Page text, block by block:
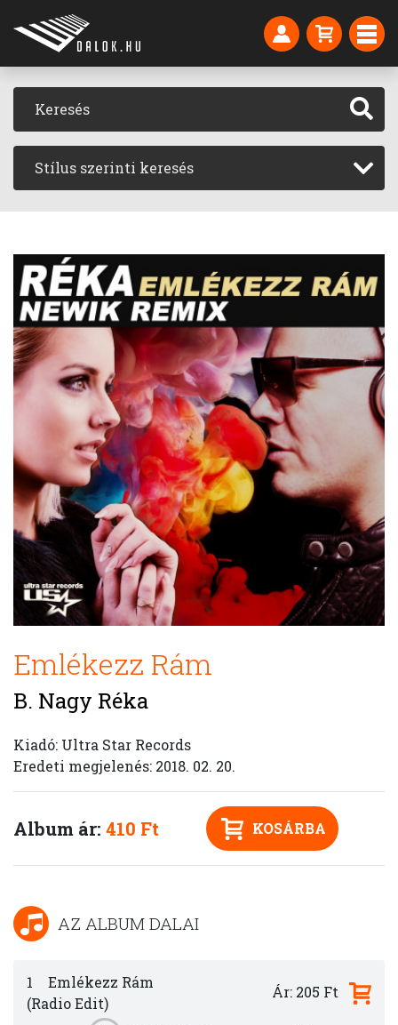
Stílus szerinti keresés
Emlékezz Rám
B. Nagy Réka
Kiadó: Ultra Star Records
Eredeti megjelenés: 2018. 02. 20.
Album ár: 410 Ft KOSÁRBA
AZ ALBUM DALAI
1
Emlékezz Rám
(Radio Edit)
Ár: 205 Ft